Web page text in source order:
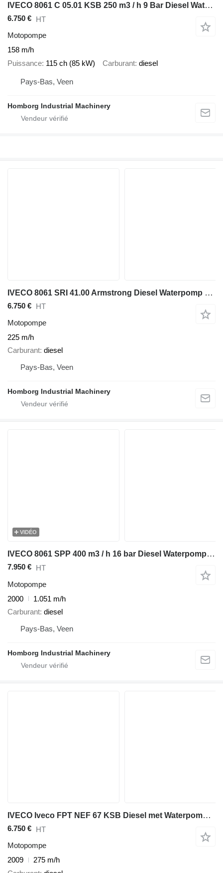
IVECO 8061 C 05.01 KSB 250 m3 / h 9 Bar Diesel Waterpomp Waterpump Fir
6.750 € HT
Motopompe
158 m/h
Puissance 115 ch (85 kW) Carburant diesel
Pays-Bas, Veen
Homborg Industrial Machinery
IVECO 8061 SRI 41.00 Armstrong Diesel Waterpomp 454 m3 / h 11 Bar 225
6.750 € HT
Motopompe
225 m/h
Carburant diesel
Pays-Bas, Veen
Homborg Industrial Machinery
VIDÉO
IVECO 8061 SPP 400 m3 / h 16 bar Diesel Waterpompset Waterpump
7.950 € HT
Motopompe
2000
1.051 m/h
Carburant diesel
Pays-Bas, Veen
Homborg Industrial Machinery
IVECO Iveco FPT NEF 67 KSB Diesel met Waterpomp 476 m3 / h 12 Bar
6.750 € HT
Motopompe
2009
275 m/h